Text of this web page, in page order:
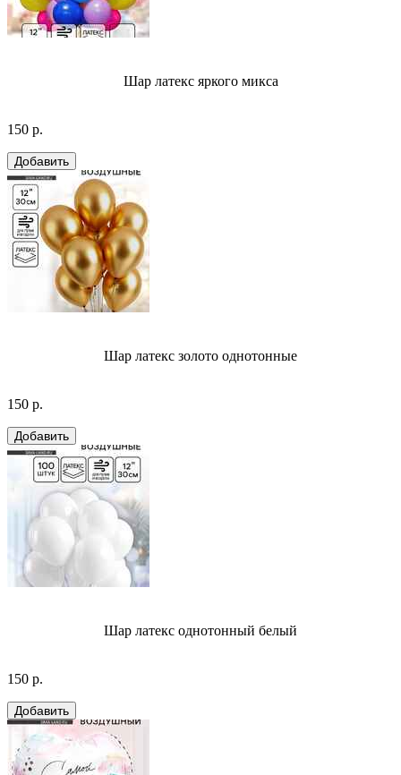
Шар латекс яркого микса
150 р.
Шар латекс золото однотонные
150 р.
Шар латекс однотонный белый
150 р.